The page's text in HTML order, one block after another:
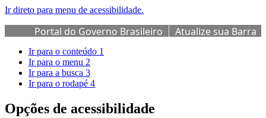
Ir direto para menu de acessibilidade.
Portal do Governo Brasileiro
Atualize sua Barra
de Governo
Ir para o conteúdo 1
Ir para o menu 2
Ir para a busca 3
Ir para o rodapé 4
Opções de acessibilidade